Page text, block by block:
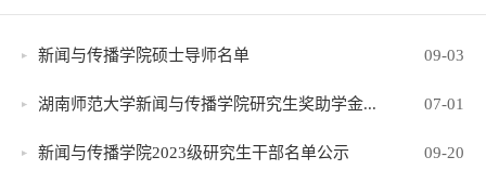
09-03
新闻与传播学院硕士导师名单
07-01
湖南师范大学新闻与传播学院研究生奖助学金...
09-20
新闻与传播学院2023级研究生干部名单公示